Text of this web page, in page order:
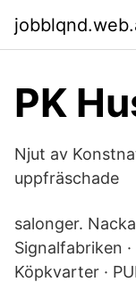
PK
Njut av
uppfräschade
salonger.
Signalfabriken
Köpkvarter ·